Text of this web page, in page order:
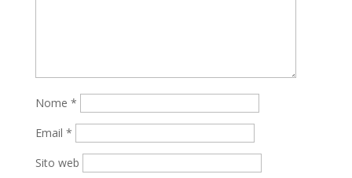
Nome *
Email *
Sito web